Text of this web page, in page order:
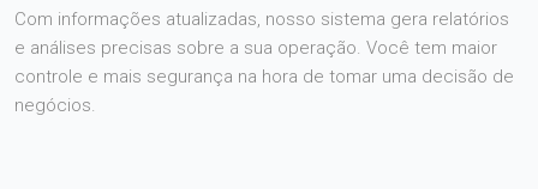
Com informações atualizadas, nosso sistema gera relatórios
e análises precisas sobre a sua operação. Você tem maior
controle e mais segurança na hora de tomar uma decisão de
negócios.